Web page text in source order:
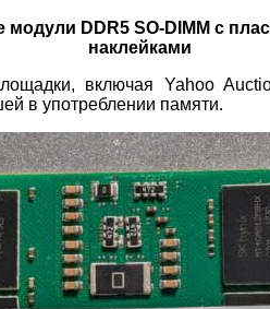
DDR5 SO‑DIMM с
наклейками
включая Yahoo
в употреблении памяти.